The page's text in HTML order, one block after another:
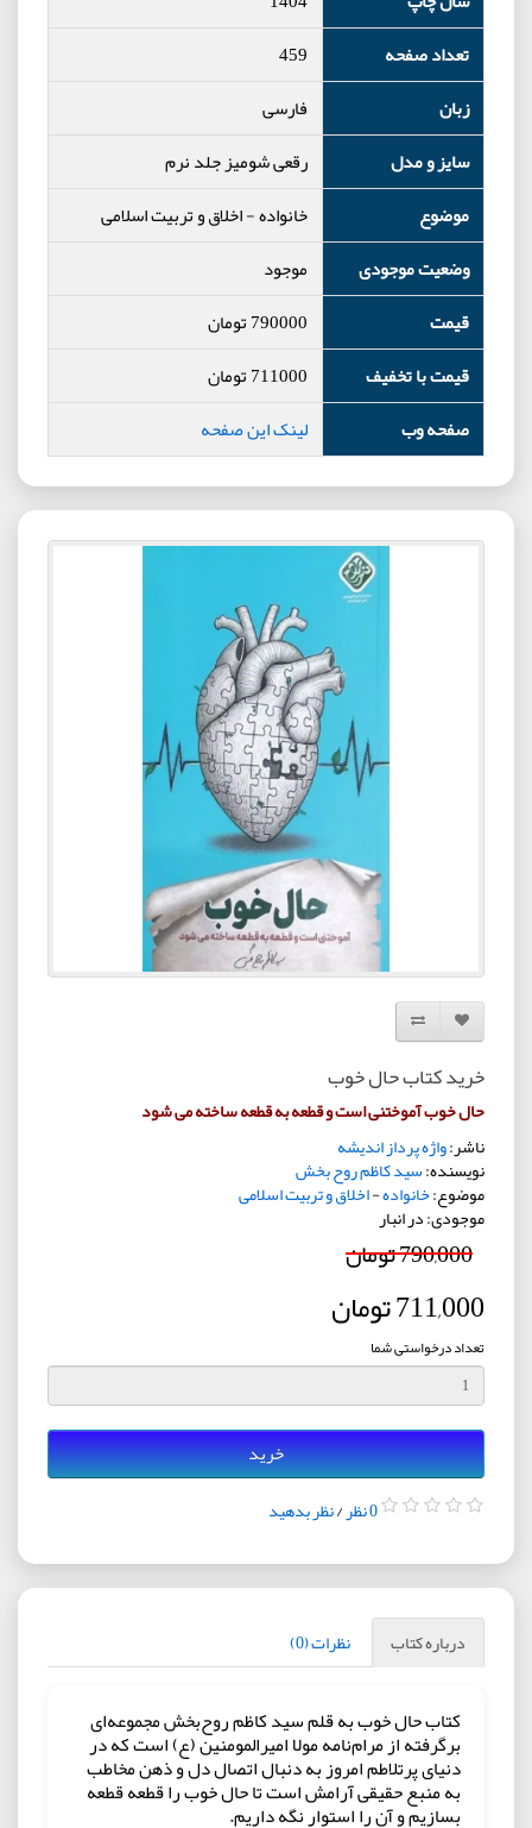
تعداد صفحه
459
زبان
فارسی
سایز و مدل
رقعی شومیز جلد نرم
موضوع
خانواده-اخلاق و تربیت اسلامی
وضعیت موجودی
موجود
قیمت
790000تومان
قیمت با تخفیف
711000تومان
صفحه وب
لینک این صفحه
افزودن به لیست دلخواه
مقایسه این محصول
خرید کتاب حال خوب
حال خوب آموختنی است و قطعه به قطعه ساخته می شود
ناشر:واژه پرداز اندیشه
نویسنده:سید کاظم روح بخش
موضوع:خانواده-اخلاق و تربیت اسلامی
موجودی: در انبار
790,000 تومان
711,000 تومان
تعداد درخواستی شما
خرید
0 نظر /نظر بدهید
درباره کتاب نظرات (0)
کتاب حال خوب به قلم سید کاظم روح‌بخش مجموعه‌ای
برگرفته از مرام‌نامه مولا امیرالمومنین (ع) است که در
دنیای پرتلاطم امروز به دنبال اتصال دل و ذهن مخاطب
به منبع حقیقی آرامش است تا حال خوب را قطعه قطعه
بسازیم و آن را استوار نگه داریم.